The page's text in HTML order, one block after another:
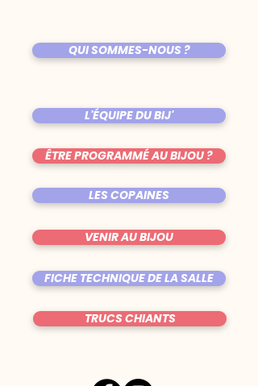
QUI SOMMES-NOUS ?
L'ÉQUIPE DU BIJ'
ÊTRE PROGRAMMÉ AU BIJOU ?
LES COPAINES
VENIR AU BIJOU
FICHE TECHNIQUE DE LA SALLE
TRUCS CHIANTS